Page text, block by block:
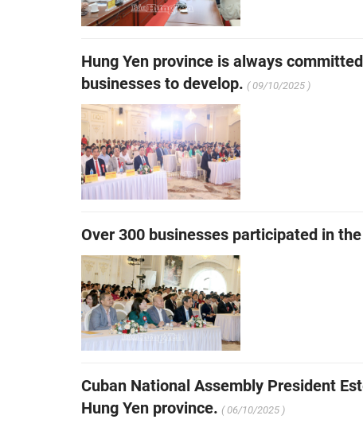
Hung Yen province is always
businesses to develop. ( 09/10/2025 )
Over 300 businesses participated in
Cuban National Assembly President
Hung Yen province. ( 06/10/2025 )